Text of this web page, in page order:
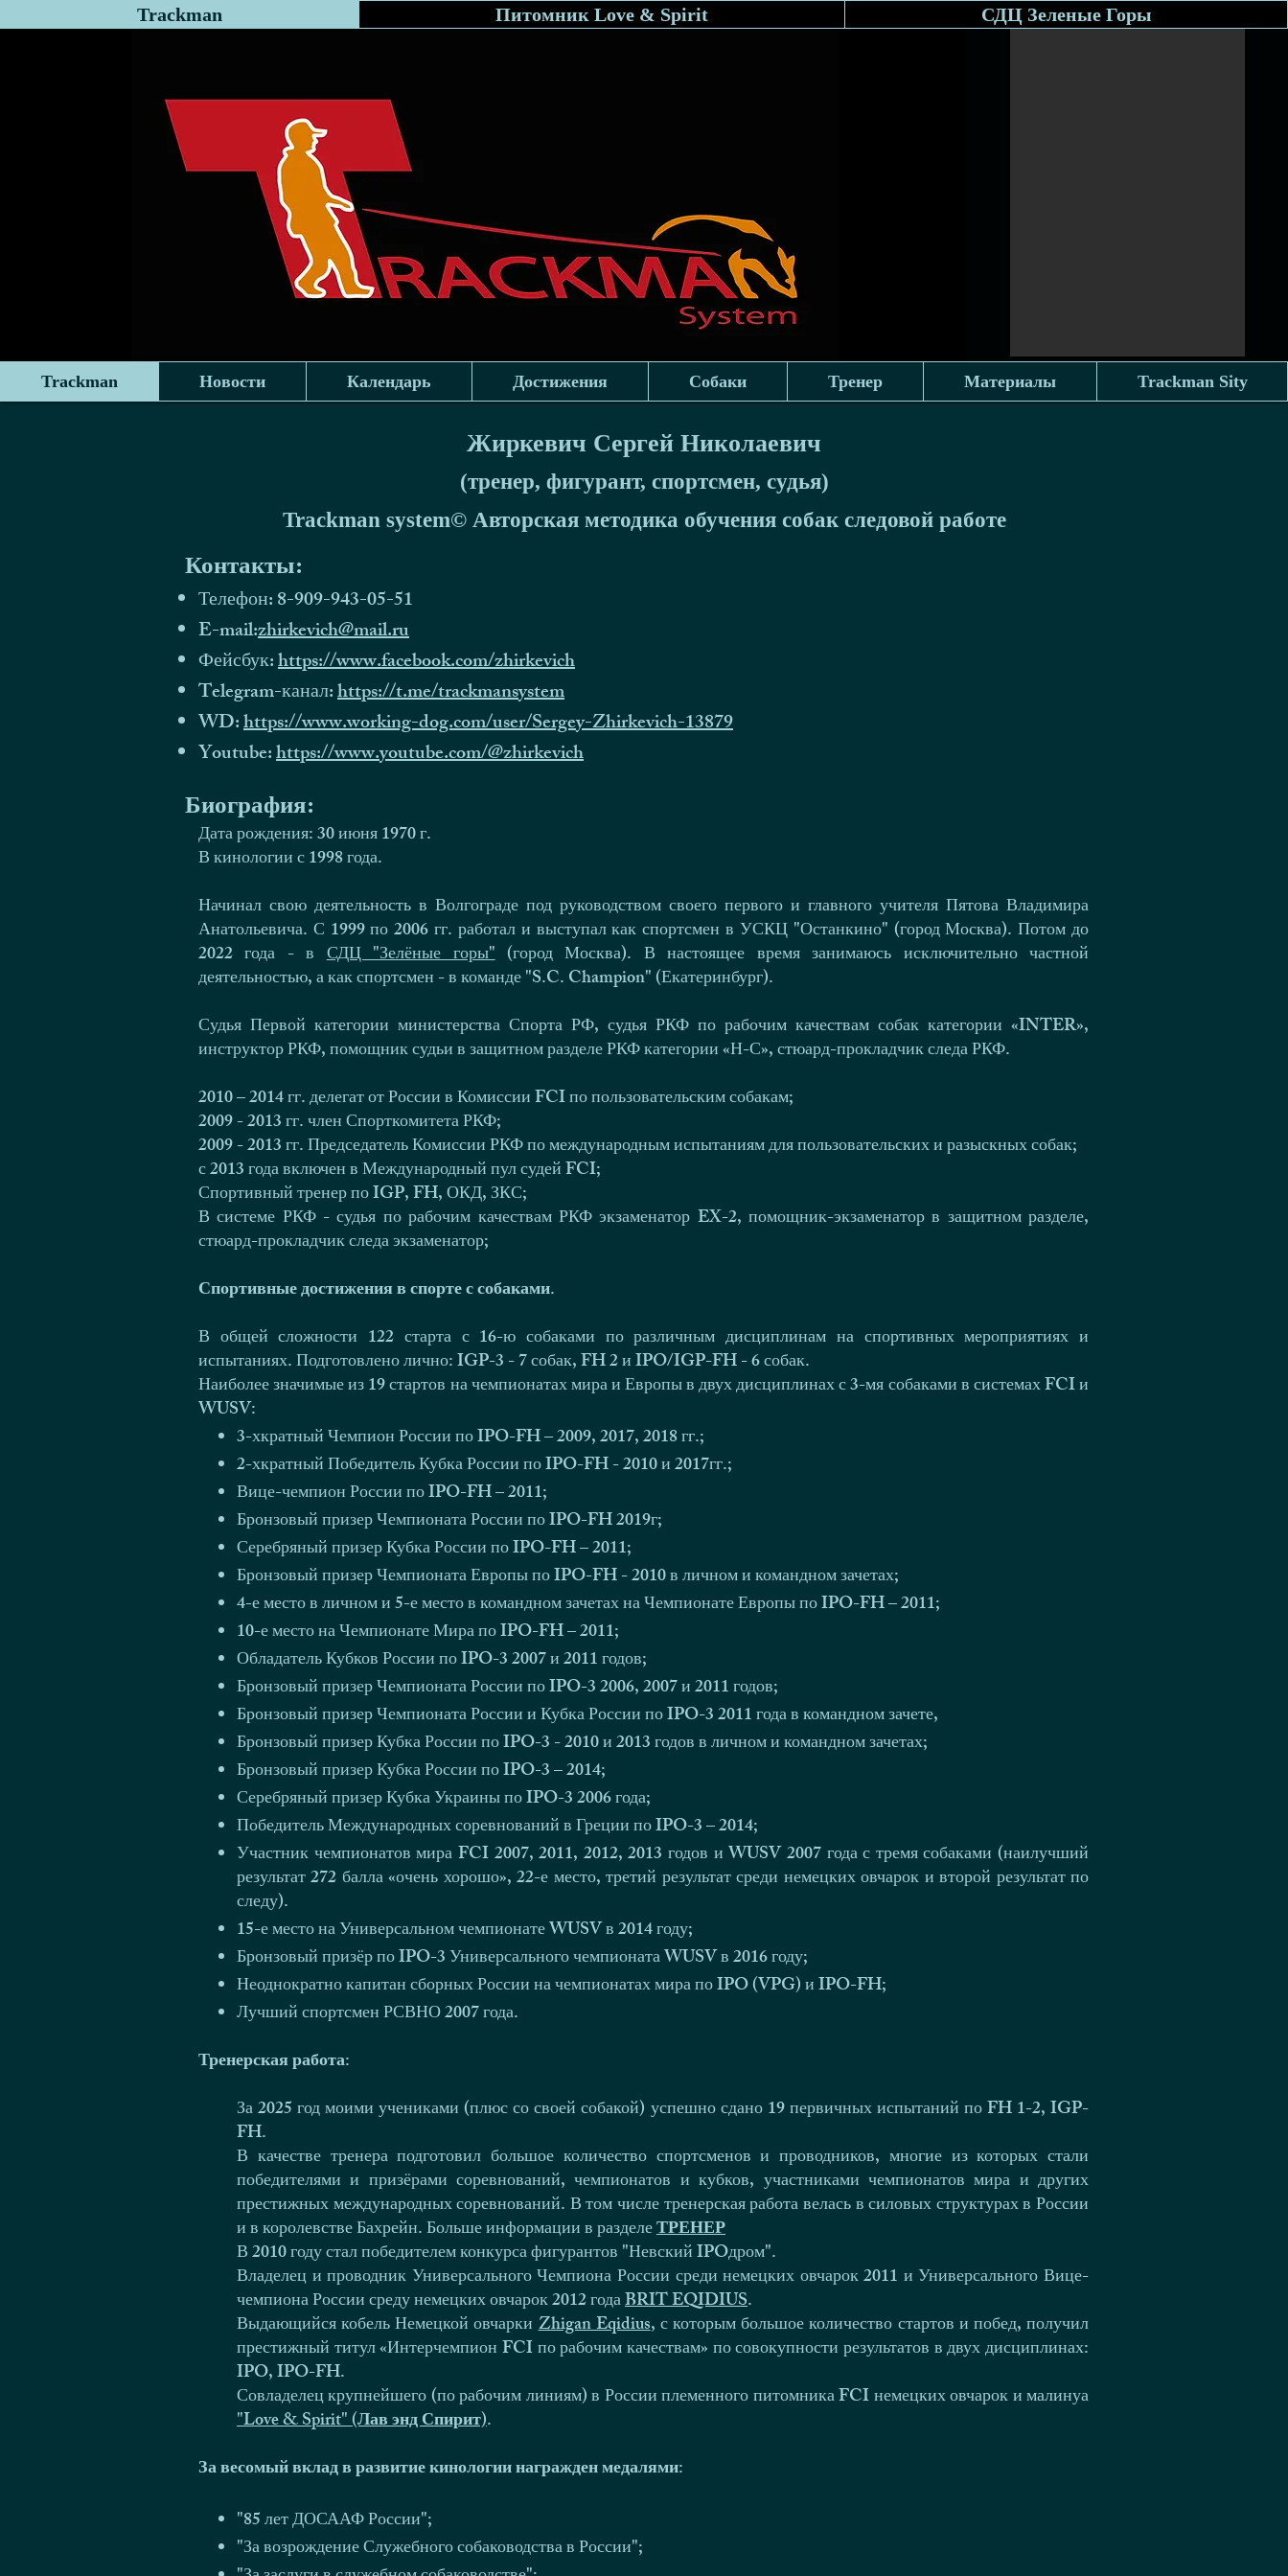
Trackman Питомник Love & Spirit СДЦ Зеленые Горы
Trackman Новости Календарь Достижения Собаки Тренер Материалы Trackman Sity
Жиркевич Сергей Николаевич
(тренер, фигурант, спортсмен, судья)
Trackman system© Авторская методика обучения собак следовой работе
Контакты:
Телефон: 8-909-943-05-51
E-mail:zhirkevich@mail.ru
Фейсбук:https://www.facebook.com/zhirkevich
Telegram-канал:https://t.me/trackmansystem
WD:https://www.working-dog.com/user/Sergey-Zhirkevich-13879
Youtube:https://www.youtube.com/@zhirkevich
Биография:
Дата рождения: 30 июня 1970 г.
В кинологии с 1998 года.
Начинал свою деятельность в Волгограде под руководством своего первого и главного учителя Пятова Владимира
Анатольевича. С 1999 по 2006 гг. работал и выступал как спортсмен в УСКЦ "Останкино" (город Москва). Потом до
2022 года - вСДЦ "Зелёные горы"(город Москва). В настоящее время занимаюсь исключительно частной
деятельностью, а как спортсмен - в команде "S.C. Champion" (Екатеринбург).
Судья Первой категории министерства Спорта РФ, судья РКФ по рабочим качествам собак категории «INTER»,
инструктор РКФ, помощник судьи в защитном разделе РКФ категории «Н-С», стюард-прокладчик следа РКФ.
2010 – 2014 гг. делегат от России в Комиссии FCI по пользовательским собакам;
2009 - 2013 гг. член Спорткомитета РКФ;
2009 - 2013 гг. Председатель Комиссии РКФ по международным испытаниям для пользовательских и разыскных собак;
с 2013 года включен в Международный пул судей FCI;
Спортивный тренер по IGP, FH, ОКД, ЗКС;
В системе РКФ - судья по рабочим качествам РКФ экзаменатор EX-2, помощник-экзаменатор в защитном разделе,
стюард-прокладчик следа экзаменатор;
Спортивные достижения в спорте с собаками.
В общей сложности 122 старта с 16-ю собаками по различным дисциплинам на спортивных мероприятиях и
испытаниях. Подготовлено лично: IGP-3 - 7 собак, FH 2 и IPO/IGP-FH - 6 собак.
Наиболее значимые из 19 стартов на чемпионатах мира и Европы в двух дисциплинах с 3-мя собаками в системах FCI и
WUSV:
3-хкратный Чемпион России по IPO-FH – 2009, 2017, 2018 гг.;
2-хкратный Победитель Кубка России по IPO-FH - 2010 и 2017гг.;
Вице-чемпион России по IPO-FH – 2011;
Бронзовый призер Чемпионата России по IPO-FH 2019г;
Серебряный призер Кубка России по IPO-FH – 2011;
Бронзовый призер Чемпионата Европы по IPO-FH - 2010 в личном и командном зачетах;
4-е место в личном и 5-е место в командном зачетах на Чемпионате Европы по IPO-FH – 2011;
10-е место на Чемпионате Мира по IPO-FH – 2011;
Обладатель Кубков России по IPO-3 2007 и 2011 годов;
Бронзовый призер Чемпионата России по IPO-3 2006, 2007 и 2011 годов;
Бронзовый призер Чемпионата России и Кубка России по IPO-3 2011 года в командном зачете,
Бронзовый призер Кубка России по IPO-3 - 2010 и 2013 годов в личном и командном зачетах;
Бронзовый призер Кубка России по IPO-3 – 2014;
Серебряный призер Кубка Украины по IPO-3 2006 года;
Победитель Международных соревнований в Греции по IPO-3 – 2014;
Участник чемпионатов мира FCI 2007, 2011, 2012, 2013 годов и WUSV 2007 года с тремя собаками (наилучший
результат 272 балла «очень хорошо», 22-е место, третий результат среди немецких овчарок и второй результат по
следу).
15-е место на Универсальном чемпионате WUSV в 2014 году;
Бронзовый призёр по IPO-3 Универсального чемпионата WUSV в 2016 году;
Неоднократно капитан сборных России на чемпионатах мира по IPO (VPG) и IPO-FH;
Лучший спортсмен РСВНО 2007 года.
Тренерская работа:
За 2025 год моими учениками (плюс со своей собакой) успешно сдано 19 первичных испытаний по FH 1-2, IGP-
FH.
В качестве тренера подготовил большое количество спортсменов и проводников, многие из которых стали
победителями и призёрами соревнований, чемпионатов и кубков, участниками чемпионатов мира и других
престижных международных соревнований. В том числе тренерская работа велась в силовых структурах в России
и в королевстве Бахрейн. Больше информации в разделеТРЕНЕР
В 2010 году стал победителем конкурса фигурантов "Невский IPOдром".
Владелец и проводник Универсального Чемпиона России среди немецких овчарок 2011 и Универсального Вице-
чемпиона России среду немецких овчарок 2012 годаBRIT EQIDIUS.
Выдающийся кобель Немецкой овчаркиZhigan Eqidius, с которым большое количество стартов и побед, получил
престижный титул «Интерчемпион FCI по рабочим качествам» по совокупности результатов в двух дисциплинах:
IPO, IPO-FH.
Совладелец крупнейшего (по рабочим линиям) в России племенного питомника FCI немецких овчарок и малинуа
"Love & Spirit" (Лав энд Спирит).
За весомый вклад в развитие кинологии награжден медалями:
"85 лет ДОСААФ России";
"За возрождение Служебного собаководства в России";